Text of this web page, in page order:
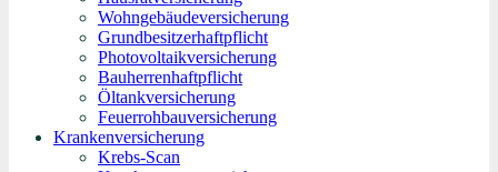
Wohngebäudeversicherung
Grundbesitzerhaftpflicht
Photovoltaikversicherung
Bauherrenhaftpflicht
Öltankversicherung
Feuerrohbauversicherung
Krankenversicherung
Krebs-Scan